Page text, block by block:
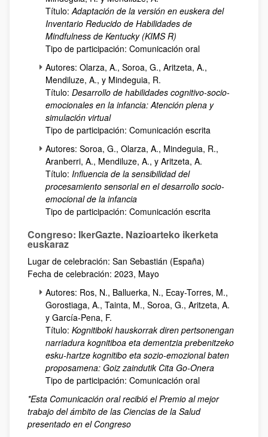
Título:Adaptación de la versión en euskera del
Inventario Reducido de Habilidades de
Mindfulness de Kentucky (KIMS R)
Tipo de participación: Comunicación oral
Autores: Olarza, A., Soroa, G., Aritzeta, A.,
Mendiluze, A., y Mindeguia, R.
Título: Desarrollo de habilidades cognitivo-socio-
emocionales en la infancia: Atención plena y
simulación virtual
Tipo de participación: Comunicación escrita
Autores: Soroa, G., Olarza, A., Mindeguia, R.,
Aranberri, A., Mendiluze, A., y Aritzeta, A.
Título: Influencia de la sensibilidad del
procesamiento sensorial en el desarrollo socio-
emocional de la infancia
Tipo de participación: Comunicación escrita
Congreso: IkerGazte. Nazioarteko ikerketa
euskaraz
Lugar de celebración: San Sebastián (España)
Fecha de celebración: 2023, Mayo
Autores: Ros, N., Balluerka, N., Ecay-Torres, M.,
Gorostiaga, A., Tainta, M., Soroa, G., Aritzeta, A.
y García-Pena, F.
Título: Kognitiboki hauskorrak diren pertsonengan
narriadura kognitiboa eta dementzia prebenitzeko
esku-hartze kognitibo eta sozio-emozional baten
proposamena: Goiz zaindutik Cita Go-Onera
Tipo de participación: Comunicación oral
*Esta Comunicación oral recibió el Premio al mejor
trabajo del ámbito de las Ciencias de la Salud
presentado en el Congreso